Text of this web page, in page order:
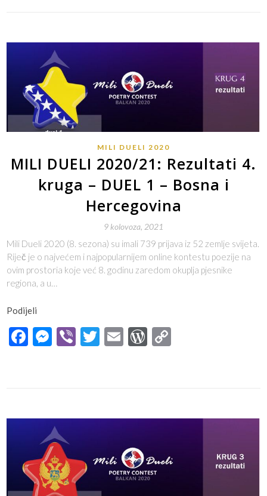
MILI DUELI 2020
MILI DUELI 2020/21: Rezultati 4.
kruga – DUEL 1 – Bosna i
Hercegovina
9 kolovoza, 2021
Mili Dueli 2020 (8. sezona) su imali 739 prijava iz 52 zemlje svijeta.
Riječ je o najvećem i najpopularnijem online kontestu poezije na
ovim prostoria koje već 8. godinu zaredom okuplja pjesnike
regiona, a u…
Podijeli
Facebook
Messenger
ViberTwitter
EmailWordPress